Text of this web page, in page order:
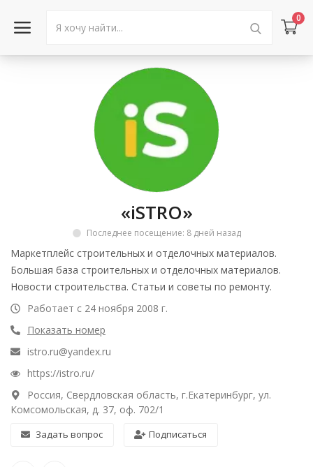
0
Каталог товаров
Объявления
Город: Колумбус
«iSTRO»
Последнее посещение: 8 дней назад
Маркетплейс строительных и отделочных материалов.
Большая база строительных и отделочных материалов.
Новости строительства. Статьи и советы по ремонту.
Работает с 24 ноября 2008 г.
Показать номер
istro.ru@yandex.ru
https://istro.ru/
Россия, Свердловская область, г.Екатеринбург, ул.
Комсомольская, д. 37, оф. 702/1
Задать вопрос Подписаться